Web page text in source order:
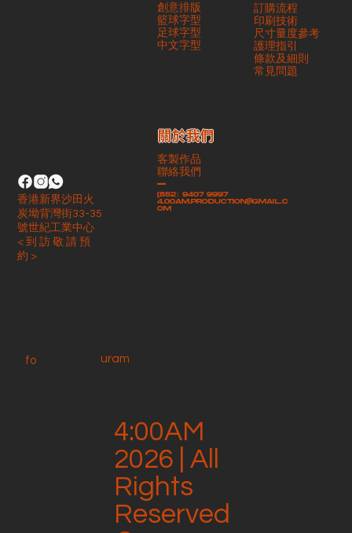
4:00AM
2026 | All
Rights
Reserved
創意排版
籃球字型
足球字型
​中文字型
訂購流程
印刷技術
尺寸量度參考
護理指引
條款及細則
​常見問題
客製作品
聯絡我們
-
(852）9407 9997
4.00am.production@gmail.c
om
​關於我們
香港新界沙田火
炭坳背灣街33-35
號世紀工業中心
< 到 訪 敬 請 預
約 >
fo uram